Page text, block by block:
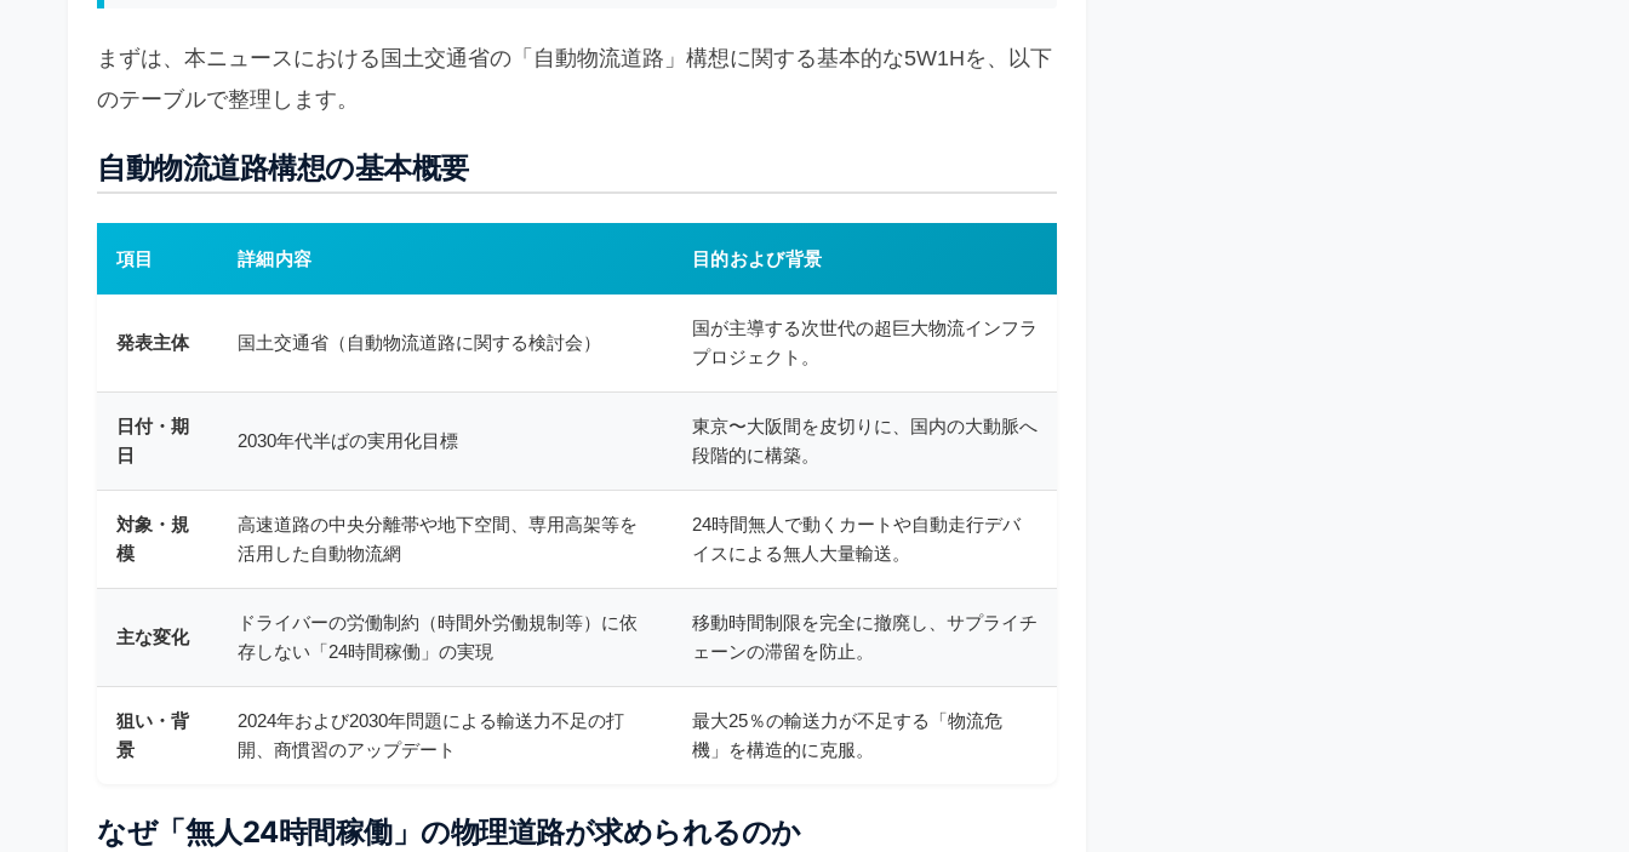
まずは、本ニュースにおける国土交通省の「自動物流道路」構想に関する基本的な5W1Hを、以下
のテーブルで整理します。
自動物流道路構想の基本概要
項目 詳細内容 目的および背景
発表主体 国土交通省（自動物流道路に関する検討会）
国が主導する次世代の超巨大物流インフラ
プロジェクト。
日付・期
日
2030年代半ばの実用化目標
東京〜大阪間を皮切りに、国内の大動脈へ
段階的に構築。
対象・規
模
高速道路の中央分離帯や地下空間、専用高架等を
活用した自動物流網
24時間無人で動くカートや自動走行デバ
イスによる無人大量輸送。
主な変化
ドライバーの労働制約（時間外労働規制等）に依
存しない「24時間稼働」の実現
移動時間制限を完全に撤廃し、サプライチ
ェーンの滞留を防止。
狙い・背
景
2024年および2030年問題による輸送力不足の打
開、商慣習のアップデート
最大25％の輸送力が不足する「物流危
機」を構造的に克服。
なぜ「無人24時間稼働」の物理道路が求められるのか